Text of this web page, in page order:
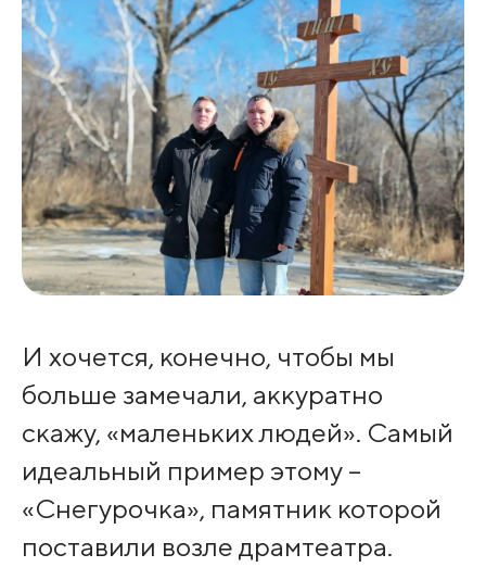
И хочется, конечно, чтобы мы
больше замечали, аккуратно
скажу, «маленьких людей». Самый
идеальный пример этому –
«Снегурочка», памятник которой
поставили возле драмтеатра.